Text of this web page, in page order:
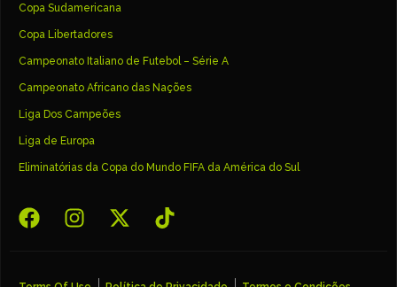
Copa Sudamericana
Copa Libertadores
Campeonato Italiano de Futebol – Série A
Campeonato Africano das Nações
Liga Dos Campeões
Liga de Europa
Eliminatórias da Copa do Mundo FIFA da América do Sul